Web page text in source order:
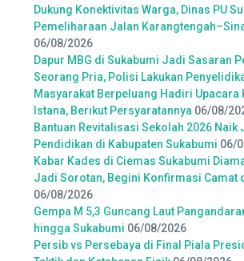
Dukung Konektivitas Warga, Dinas PU
Pemeliharaan Jalan
06/08/2026
Dapur MBG di Sukabumi Jadi Sasaran
Seorang Pria, Polisi Lakukan
Masyarakat Berpeluang Hadiri Upacara
Istana, Berikut Persyaratannya 06/08/
Bantuan Revitalisasi Sekolah 2026 Naik
Pendidikan di Kabupaten Sukabumi 06/
Kabar Kades di Ciemas Sukabumi
Jadi Sorotan, Begini Konfirmasi Camat
06/08/2026
Gempa M 5,3 Guncang Laut
hingga Sukabumi 06/08/2026
Persib vs Persebaya di Final Piala